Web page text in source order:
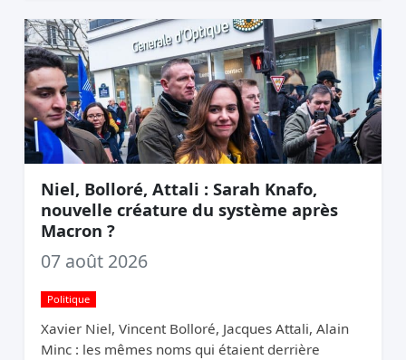
Niel, Bolloré, Attali : Sarah Knafo,
nouvelle créature du système après
Macron ?
07 août 2026
Politique
Xavier Niel, Vincent Bolloré, Jacques Attali, Alain
Minc : les mêmes noms qui étaient derrière